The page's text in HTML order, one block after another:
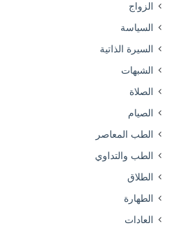
الزواج
السياسة
السيرة الذاتية
الشبهات
الصلاة
الصيام
الطب المعاصر
الطب والتداوي
الطلاق
الطهارة
العادات